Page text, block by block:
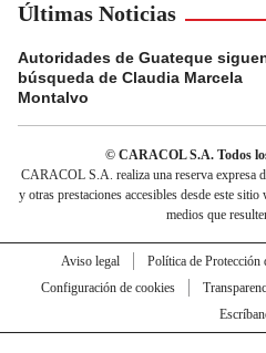
Últimas Noticias
Autoridades de Guateque
búsqueda de Claudia Marcela
Montalvo
© CARACOL S.A. Todos
CARACOL S.A. realiza una reserva expresa
y otras prestaciones accesibles desde este
medios que
Aviso legal Política de Protección
Configuración de cookies